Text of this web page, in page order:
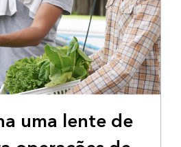
uma lente de